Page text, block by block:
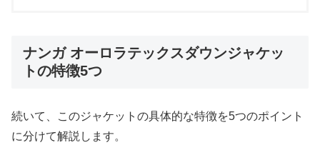
ナンガ オーロラテックスダウンジャケッ
トの特徴5つ
続いて、このジャケットの具体的な特徴を5つのポイント
に分けて解説します。